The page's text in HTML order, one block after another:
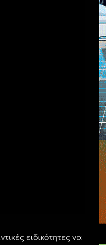
ειδικότητες να